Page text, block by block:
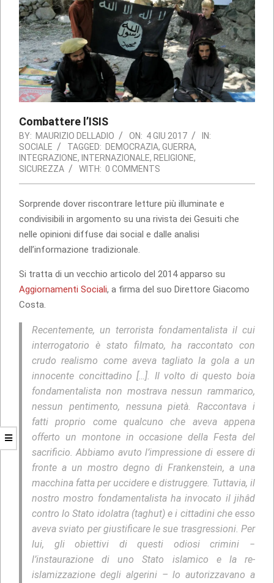
Combattere l’ISIS
BY: MAURIZIO DELLADIO ON: 4 GIU 2017
IN:
SOCIALE
TAGGED: DEMOCRAZIA, GUERRA,
INTEGRAZIONE, INTERNAZIONALE, RELIGIONE,
SICUREZZA
WITH: 0 COMMENTS
Sorprende dover riscontrare letture più illuminate e
condivisibili in argomento su una rivista dei Gesuiti che
nelle opinioni diffuse dai social e dalle analisi
dell’informazione tradizionale.
Si tratta di un vecchio articolo del 2014 apparso su
Aggiornamenti Sociali, a firma del suo Direttore Giacomo
Costa.
Recentemente, un terrorista fondamentalista il cui
interrogatorio è stato filmato, ha raccontato con
crudo realismo come aveva tagliato la gola a un
innocente concittadino […]. Il volto di questo boia
fondamentalista non mostrava nessun rammarico,
nessun pentimento, nessuna pietà. Raccontava i
fatti proprio come qualcuno che aveva appena
offerto un montone in occasione della Festa del
sacrificio. Abbiamo avuto l’impressione di essere di
fronte a un mostro degno di Frankenstein, a una
macchina fatta per uccidere e distruggere. Tuttavia, il
nostro mostro fondamentalista ha invocato il jihâd
contro lo Stato idolatra (taghut) e i cittadini che esso
aveva sviato per giustificare le sue trasgressioni. Per
lui, gli obiettivi di questi odiosi crimini −
l’instaurazione di uno Stato islamico e la re-
islamizzazione degli algerini – lo autorizzavano a